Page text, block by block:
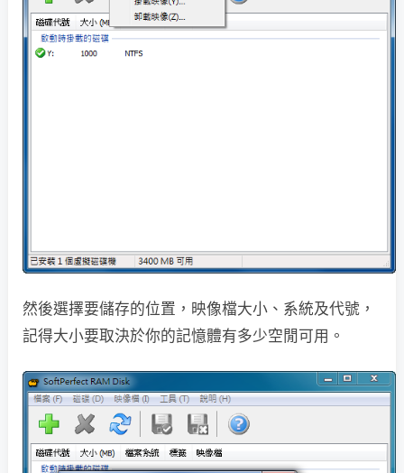
然後選擇要儲存的位置，映像檔大小、系統及代號，
記得大小要取決於你的記憶體有多少空閒可用。